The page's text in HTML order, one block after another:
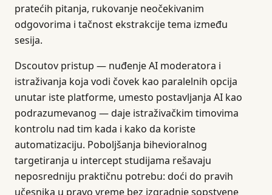
pratećih pitanja, rukovanje neočekivanim
odgovorima i tačnost ekstrakcije tema između
sesija.
Dscoutov pristup — nuđenje AI moderatora i
istraživanja koja vodi čovek kao paralelnih opcija
unutar iste platforme, umesto postavljanja AI kao
podrazumevanog — daje istraživačkim timovima
kontrolu nad tim kada i kako da koriste
automatizaciju. Poboljšanja bihevioralnog
targetiranja u intercept studijama rešavaju
neposredniju praktičnu potrebu: doći do pravih
učesnika u pravo vreme bez izgradnje sopstvene